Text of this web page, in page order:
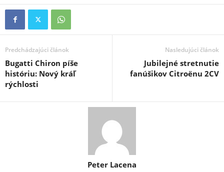
Predchádzajúci článok
Bugatti Chiron píše
históriu: Nový kráľ
rýchlosti
Nasledujúci článok
Jubilejné stretnutie
fanúšikov Citroënu 2CV
Peter Lacena